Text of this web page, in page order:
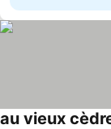
au vieux